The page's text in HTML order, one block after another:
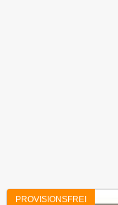
PROVISIONSFREI